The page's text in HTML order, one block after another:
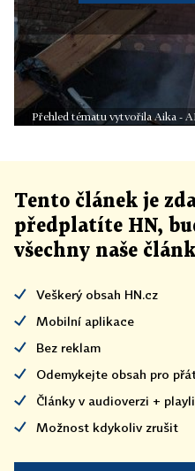
Přehled tématu vytvořila Aika -
Tento článek je
předplatíte HN,
všechny naše
Veškerý obsah HN.cz
Mobilní aplikace
Bez reklam
Odemykejte obsah pro
Články v audioverzi +
Možnost kdykoliv zrušit